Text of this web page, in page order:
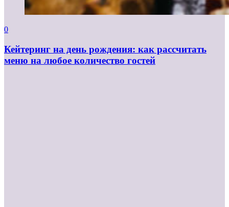
0
Кейтеринг на день рождения: как рассчитать
меню на любое количество гостей